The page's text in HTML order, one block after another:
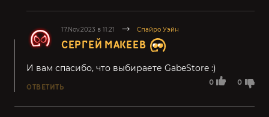
17.Nov.2023 в 11:21 Спайро Уэйн
СЕРГЕЙ МАКЕЕВ
0 0
И вам спасибо, что выбираете GabeStore :)
ОТВЕТИТЬ